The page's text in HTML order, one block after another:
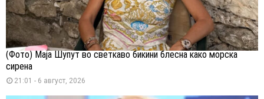
(Фото) Маја Шупут во светкаво бикини блесна како морска
сирена
21:01 - 6 август, 2026